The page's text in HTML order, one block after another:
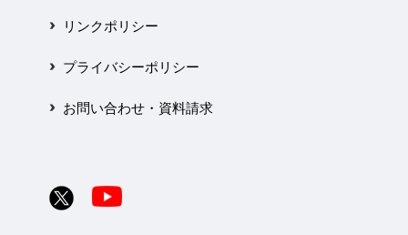
リンクポリシー
プライバシーポリシー
お問い合わせ・資料請求